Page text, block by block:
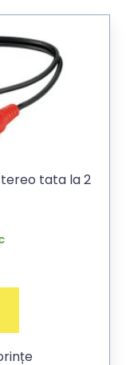
tata la 2